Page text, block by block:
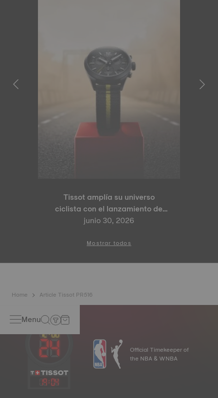
Tissot amplía su universo
ciclista con el lanzamiento de
los modelos PR 100 Tour de
PR 100 Cycling Edition
junio 30, 2026
Mostrar todos
Home Article Tissot PR516
Menu
19:04
Official Timekeeper of
the NBA & WNBA